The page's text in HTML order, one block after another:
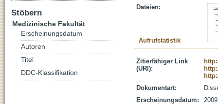
Dateien:
Aufrufstatistik
Zitierfähiger Link
(URI):
Dokumentart:
Erscheinungsdatum:
2009
Stöbern
Medizinische Fakultät
Erscheinungsdatum
Autoren
Titel
DDC-Klassifikation